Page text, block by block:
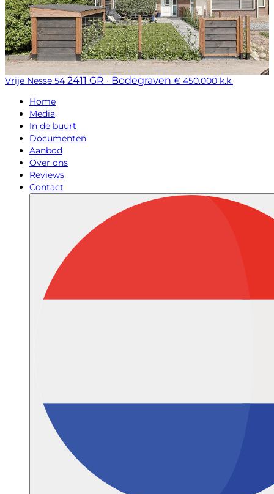
Vrije Nesse 54 2411 GR · Bodegraven € 450.000 k.k.
Home
Media
In de buurt
Documenten
Aanbod
Over ons
Reviews
Contact